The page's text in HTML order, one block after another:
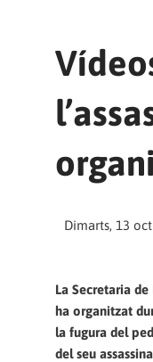
Dimarts, 13
La Secretaria
ha organitzat
la fugura del
del seu